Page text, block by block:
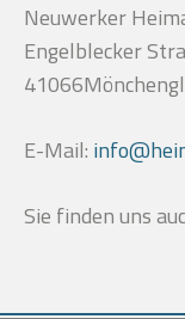
Neuwerker
Engelblecker
E-Mail:
Sie finden uns